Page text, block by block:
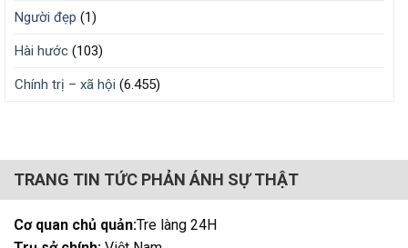
Người đẹp (1)
Hài hước (103)
Chính trị – xã hội (6.455)
TRANG TIN TỨC PHẢN ÁNH SỰ THẬT
Cơ quan chủ quản:Tre làng 24H